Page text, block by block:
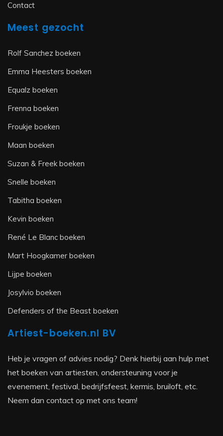
Contact
Meest gezocht
Rolf Sanchez boeken
Emma Heesters boeken
Equalz boeken
Frenna boeken
Froukje boeken
Maan boeken
Suzan & Freek boeken
Snelle boeken
Tabitha boeken
Kevin boeken
René Le Blanc boeken
Mart Hoogkamer boeken
Lijpe boeken
Josylvio boeken
Defenders of the Beast boeken
Artiest-boeken.nl BV
Heb je vragen of advies nodig? Denk hierbij aan hulp met
het boeken van artiesten, ondersteuning voor je
evenement, festival, bedrijfsfeest, kermis, bruiloft, etc.
Neem dan contact op met ons team!